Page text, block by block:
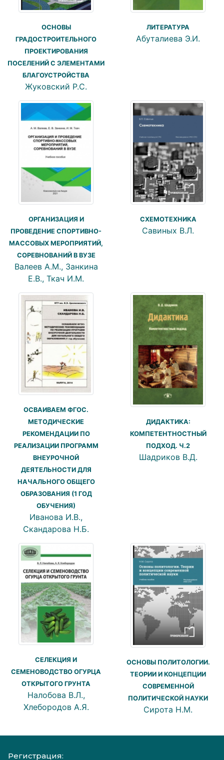
ОСНОВЫ
ГРАДОСТРОИТЕЛЬНОГО
ПРОЕКТИРОВАНИЯ
ПОСЕЛЕНИЙ С ЭЛЕМЕНТАМИ
БЛАГОУСТРОЙСТВА
Жуковский Р.С.
ЛИТЕРАТУРА
Абуталиева Э.И.
ОРГАНИЗАЦИЯ И
ПРОВЕДЕНИЕ СПОРТИВНО-
МАССОВЫХ МЕРОПРИЯТИЙ,
СОРЕВНОВАНИЙ В ВУЗЕ
Валеев А.М., Занкина
Е.В., Ткач И.М.
СХЕМОТЕХНИКА
Савиных В.Л.
ОСВАИВАЕМ ФГОС.
МЕТОДИЧЕСКИЕ
РЕКОМЕНДАЦИИ ПО
РЕАЛИЗАЦИИ ПРОГРАММ
ВНЕУРОЧНОЙ
ДЕЯТЕЛЬНОСТИ ДЛЯ
НАЧАЛЬНОГО ОБЩЕГО
ОБРАЗОВАНИЯ (1 ГОД
ОБУЧЕНИЯ)
Иванова И.В.,
Скандарова Н.Б.
ДИДАКТИКА:
КОМПЕТЕНТНОСТНЫЙ
ПОДХОД. Ч.2
Шадриков В.Д.
СЕЛЕКЦИЯ И
СЕМЕНОВОДСТВО ОГУРЦА
ОТКРЫТОГО ГРУНТА
Налобова В.Л.,
Хлебородов А.Я.
ОСНОВЫ ПОЛИТОЛОГИИ.
ТЕОРИИ И КОНЦЕПЦИИ
СОВРЕМЕННОЙ
ПОЛИТИЧЕСКОЙ НАУКИ
Сирота Н.М.
Регистрация: